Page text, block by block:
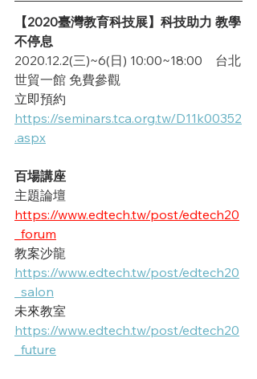
【2020臺灣教育科技展】科技助力 教學
不停息
2020.12.2(三)~6(日) 10:00~18:00    台北
世貿一館 免費參觀
立即預約
https://seminars.tca.org.tw/D11k00352
.aspx
百場講座
主題論壇
https://www.edtech.tw/post/edtech20
_forum
教案沙龍
https://www.edtech.tw/post/edtech20
_salon
未來教室
https://www.edtech.tw/post/edtech20
_future